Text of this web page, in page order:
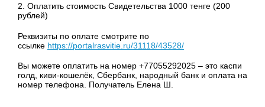
2. Оплатить стоимость Свидетельства 1000 тенге (200
рублей)
Реквизиты по оплате смотрите по
ссылке https://portalrasvitie.ru/31118/43528/
Вы можете оплатить на номер +77055292025 – это каспи
голд, киви-кошелёк, Сбербанк, народный банк и оплата на
номер телефона. Получатель Елена Ш.